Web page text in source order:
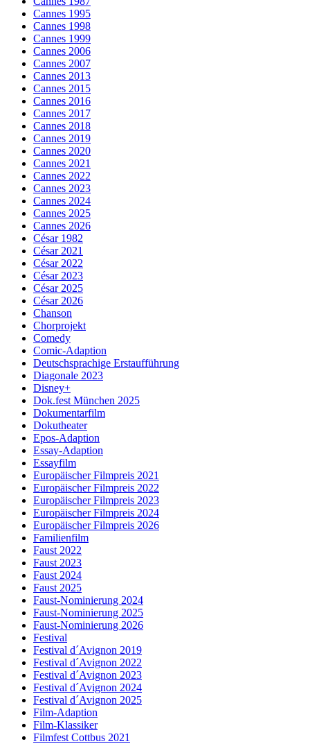
Cannes 1995
Cannes 1998
Cannes 1999
Cannes 2006
Cannes 2007
Cannes 2013
Cannes 2015
Cannes 2016
Cannes 2017
Cannes 2018
Cannes 2019
Cannes 2020
Cannes 2021
Cannes 2022
Cannes 2023
Cannes 2024
Cannes 2025
Cannes 2026
César 1982
César 2021
César 2022
César 2023
César 2025
César 2026
Chanson
Chorprojekt
Comedy
Comic-Adaption
Deutschsprachige Erstaufführung
Diagonale 2023
Disney+
Dok.fest München 2025
Dokumentarfilm
Dokutheater
Epos-Adaption
Essay-Adaption
Essayfilm
Europäischer Filmpreis 2021
Europäischer Filmpreis 2022
Europäischer Filmpreis 2023
Europäischer Filmpreis 2024
Europäischer Filmpreis 2026
Familienfilm
Faust 2022
Faust 2023
Faust 2024
Faust 2025
Faust-Nominierung 2024
Faust-Nominierung 2025
Faust-Nominierung 2026
Festival
Festival d´Avignon 2019
Festival d´Avignon 2022
Festival d´Avignon 2023
Festival d´Avignon 2024
Festival d´Avignon 2025
Film-Adaption
Film-Klassiker
Filmfest Cottbus 2021